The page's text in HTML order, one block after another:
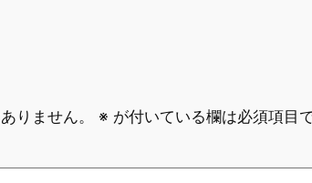
りません。 ※ が付いている欄は必須項目